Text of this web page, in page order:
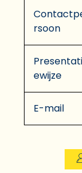
rsoon
Presentati
ewijze
E-mail